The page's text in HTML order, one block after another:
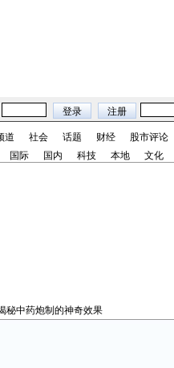
道 社会 话题 财经
股市评论
国际 国内 科技 本地 文化
秘中药炮制的神奇效果